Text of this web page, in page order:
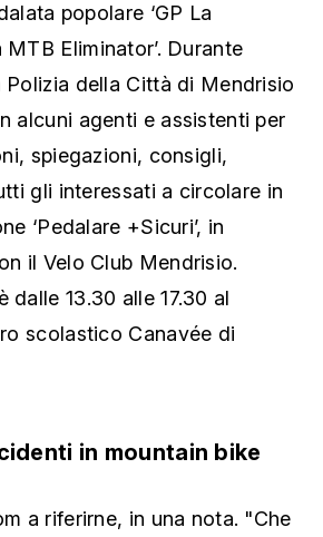
popolare ‘GP La
Eliminator’. Durante
della Città di Mendrisio
alcuni agenti e assistenti per
spiegazioni, consigli,
gli interessati a circolare in
‘Pedalare +Sicuri’, in
il Velo Club Mendrisio.
dalle 13.30 alle 17.30 al
scolastico Canavée di
in mountain bike
a riferirne, in una nota. "Che